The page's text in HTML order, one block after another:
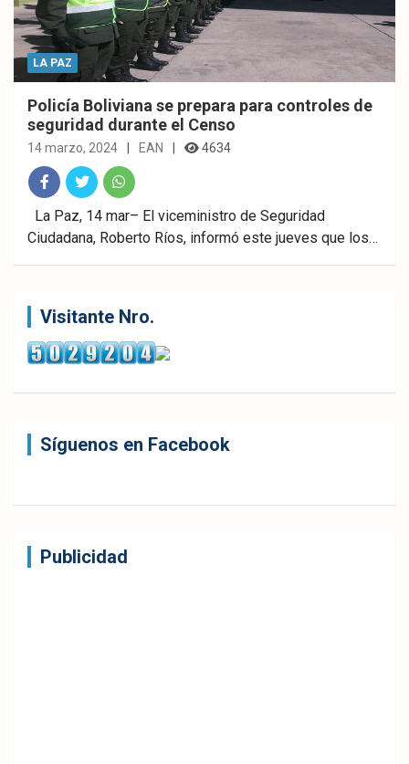
LA PAZ
Policía Boliviana se prepara para controles de
seguridad durante el Censo
14 marzo, 2024 EAN 4634
Fac
ebo
Twitt
er
What
sAp
La Paz, 14 mar– El viceministro de Seguridad
Ciudadana, Roberto Ríos, informó este jueves que los…
Visitante Nro.
Síguenos en Facebook
Publicidad